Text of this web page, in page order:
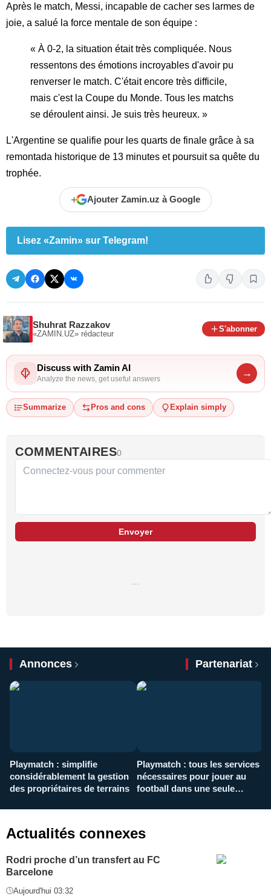
Après le match, Messi, incapable de cacher ses larmes de
joie, a salué la force mentale de son équipe :
« À 0-2, la situation était très compliquée. Nous
ressentons des émotions incroyables d'avoir pu
renverser le match. C'était encore très difficile,
mais c'est la Coupe du Monde. Tous les matchs
se déroulent ainsi. Je suis très heureux. »
L'Argentine se qualifie pour les quarts de finale grâce à sa
remontada historique de 13 minutes et poursuit sa quête du
trophée.
+ Ajouter Zamin.uz à Google
Lisez «Zamin» sur Telegram!
Shuhrat Razzakov
«ZAMIN.UZ» rédacteur
S'abonner
Discuss with Zamin AI
Analyze the news, get useful answers
→
Summarize Pros and cons Explain simply
COMMENTAIRES0
Envoyer
Annonces Partenariat
Playmatch : simplifie
considérablement la gestion
des propriétaires de terrains
Playmatch : tous les services
nécessaires pour jouer au
football dans une seule
Actualités connexes
Rodri proche d’un transfert au FC
Barcelone
Aujourd'hui 03:32